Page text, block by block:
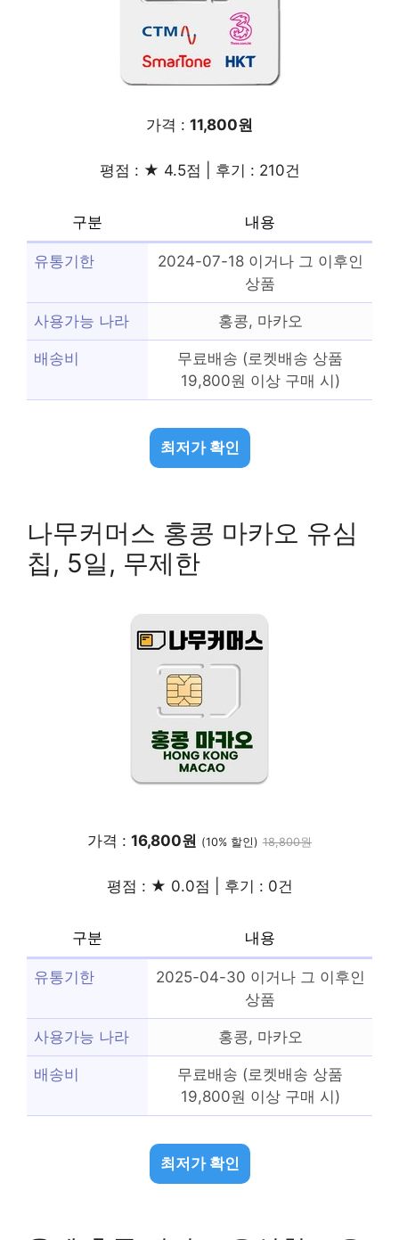
가격 : 11,800원
평점 : ★ 4.5점 | 후기 : 210건
구분 내용
유통기한
2024-07-18 이거나 그 이후인
상품
사용가능 나라 홍콩, 마카오
배송비
무료배송 (로켓배송 상품
19,800원 이상 구매 시)
최저가 확인
나무커머스 홍콩 마카오 유심
칩, 5일, 무제한
가격 : 16,800원 (10% 할인) 18,800원
평점 : ★ 0.0점 | 후기 : 0건
구분 내용
유통기한
2025-04-30 이거나 그 이후인
상품
사용가능 나라 홍콩, 마카오
배송비
무료배송 (로켓배송 상품
19,800원 이상 구매 시)
최저가 확인